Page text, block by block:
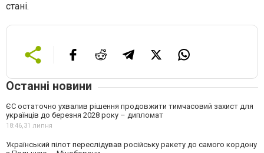
стані.
Останні новини
ЄС остаточно ухвалив рішення продовжити тимчасовий захист для
українців до березня 2028 року – дипломат
18:46,31 липня
Український пілот переслідував російську ракету до самого кордону